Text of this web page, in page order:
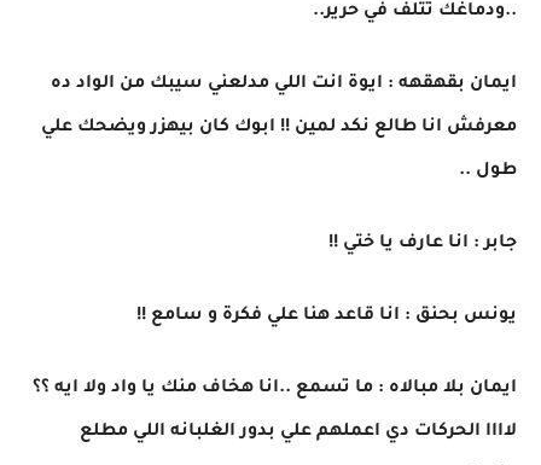
..ودماغك تتلف في حرير..
ايمان بقهقهه : ايوة انت اللي مدلعني سيبك من الواد ده
معرفش انا طالع نكد لمين !! ابوك كان بيهزر ويضحك علي
طول ..
جابر : انا عارف يا ختي !!
يونس بحنق : انا قاعد هنا علي فكرة و سامع !!
ايمان بلا مبالاه : ما تسمع ..انا هخاف منك يا واد ولا ايه ؟؟
لاااا الحركات دي اعملهم علي بدور الغلبانه اللي مطلع